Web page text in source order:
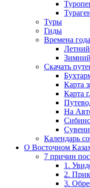
Туры
Гиды
Времена года
Скачать
Карта
Карта
На
Календарь
О Восточном
7 причин
1.
2.
3.